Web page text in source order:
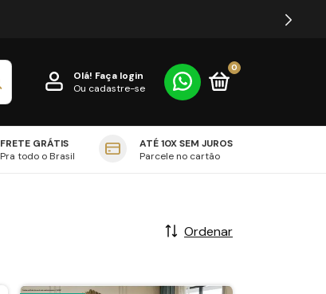
Olá! Faça login
Ou cadastre-se
0
FRETE GRÁTIS
Pra todo o Brasil
ATÉ 10X SEM JUROS
Parcele no cartão
Ordenar